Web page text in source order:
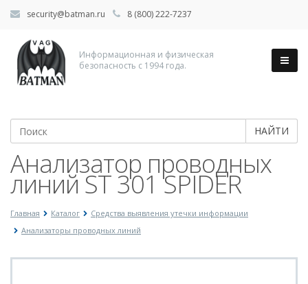
security@batman.ru 8 (800) 222-7237
Информационная и физическая
безопасность с 1994 года.
НАЙТИ
Анализатор проводных
линий ST 301 SPIDER
Главная Каталог
Средства выявления утечки информации
Анализаторы проводных линий